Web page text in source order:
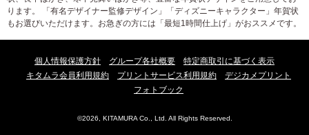
ります。 「有名デザイナー監修デザイン」「ディズニーキャラクター」年賀状
もお選びいただけます。お急ぎの方には「最短1時間仕上げ」がおススメです。
個人情報保護方針 グループ各社概要
特定商取引に基づく表示
キタムラ会員利用規約
プリントサービス利用規約
デジカメプリント
フォトブック
©2026, KITAMURA Co., Ltd. All Rights Reserved.